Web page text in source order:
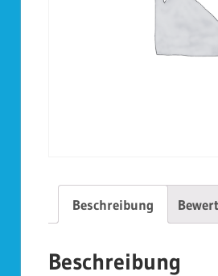
Beschreibung
Beschreibung